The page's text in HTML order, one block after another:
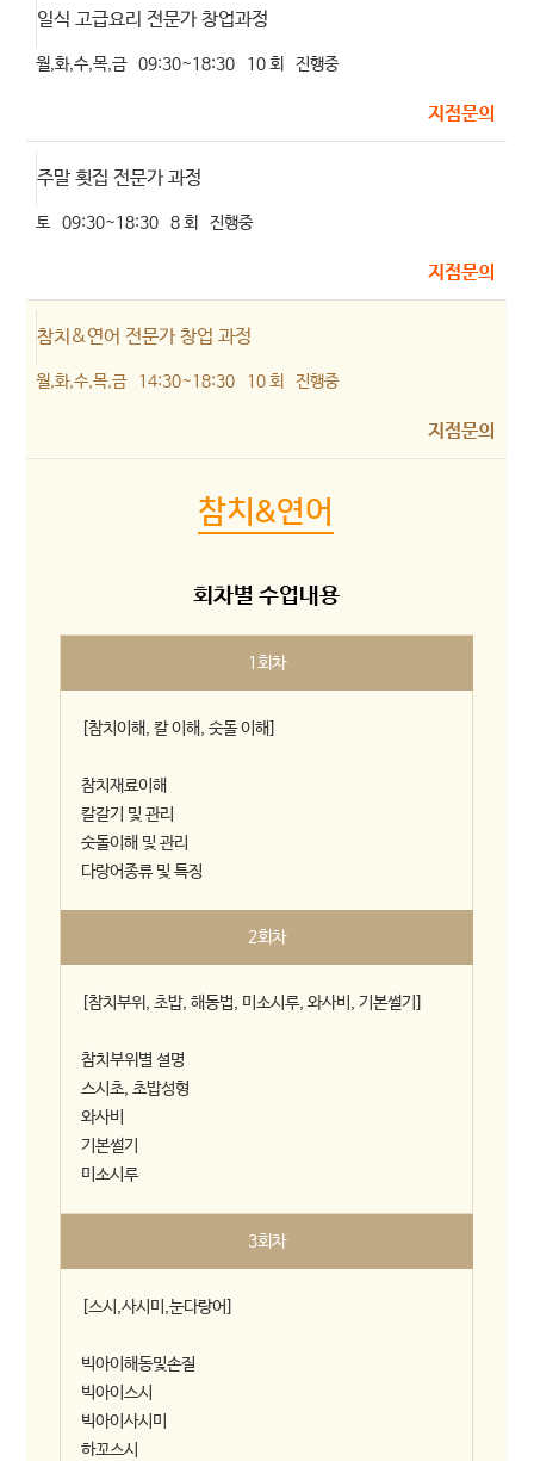
일식 고급요리 전문가 창업과정
월,화,수,목,금 09:30~18:30 10 회
지점문의
진행중
주말 횟집 전문가 과정
토 09:30~18:30 8 회
지점문의
진행중
참치&연어 전문가 창업 과정
월,화,수,목,금 14:30~18:30 10 회
지점문의
진행중
참치&연어
회차별 수업내용
1회차
[참치이해, 칼 이해, 숫돌 이해]
참치재료이해
칼갈기 및 관리
숫돌이해 및 관리
다랑어종류 및 특징
2회차
[참치부위, 초밥, 해동법, 미소시루, 와사비, 기본썰기]
참치부위별 설명
스시초, 초밥성형
와사비
기본썰기
미소시루
3회차
[스시,사시미,눈다랑어]
빅아이해동및손질
빅아이스시
빅아이사시미
하꼬스시